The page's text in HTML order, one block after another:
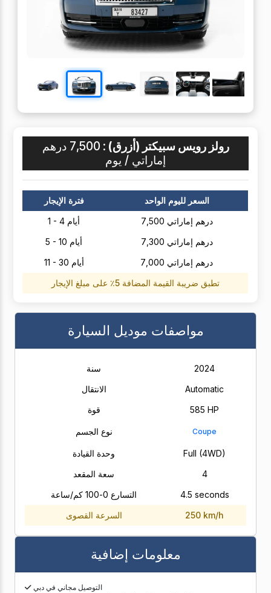
رولز رويس سبيكتر (أزرق) :
7,500 درهم
إماراتي / يوم
فترة الإيجار
السعر لليوم الواحد
1 - 4 أيام
7,500 درهم إماراتي
5 - 10 أيام
7,300 درهم إماراتي
11 - 30 أيام
7,000 درهم إماراتي
تطبق ضريبة القيمة المضافة 5٪ على مبلغ الإيجار
مواصفات موديل السيارة
سنة
2024
الانتقال
Automatic
قوة
585 HP
نوع الجسم Coupe
وحدة القيادة
Full (4WD)
سعة المقعد
4
التسارع 0-100 كم/ساعة
4.5 seconds
السرعة القصوى
250 km/h
معلومات إضافية
التوصيل مجاني في دبي